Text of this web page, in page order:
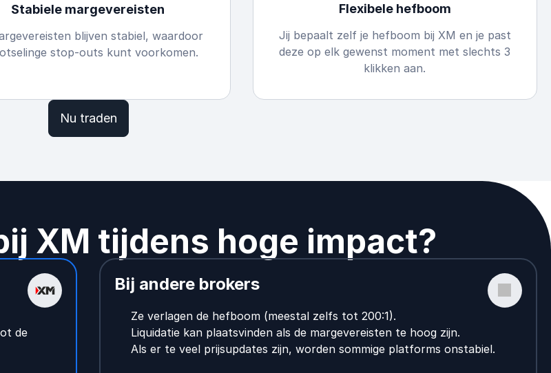
Stabiele margevereisten
blijven stabiel, waardoor
stop-outs kunt voorkomen.
Flexibele hefboom
Jij bepaalt zelf je hefboom bij XM en je past
deze op elk gewenst moment met slechts 3
klikken aan.
Nu traden
XM tijdens hoge impact?
de
Bij andere brokers
Ze verlagen de hefboom (meestal zelfs tot 200:1).
Liquidatie kan plaatsvinden als de margevereisten te hoog zijn.
Als er te veel prijsupdates zijn, worden sommige platforms onstabiel.